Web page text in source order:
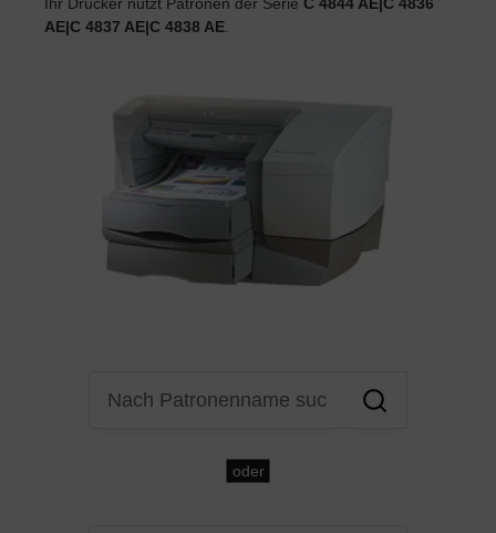
AE|C 4837 AE|C 4838 AE
oder